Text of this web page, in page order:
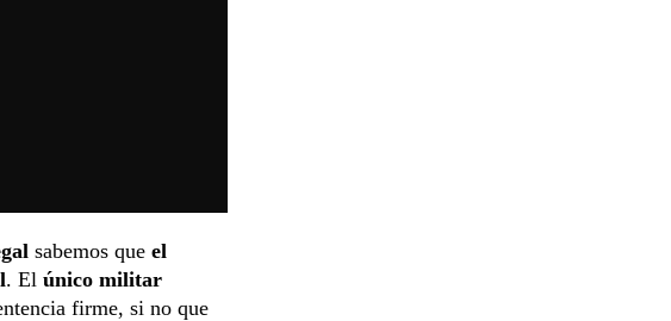
sabemos que el
. El único militar
firme, si no que